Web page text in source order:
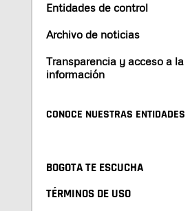
Entidades de control
Archivo de noticias
Transparencia y acceso a la
información
CONOCE NUESTRAS ENTIDADES
BOGOTA TE ESCUCHA
TÉRMINOS DE USO